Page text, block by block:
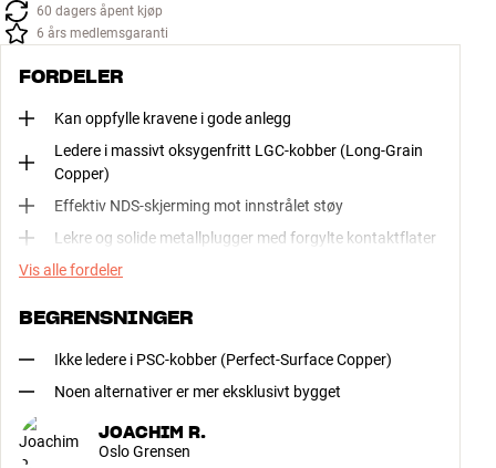
60 dagers åpent kjøp
6 års medlemsgaranti
FORDELER
Kan oppfylle kravene i gode anlegg
Ledere i massivt oksygenfritt LGC-kobber (Long-Grain
Copper)
Effektiv NDS-skjerming mot innstrålet støy
Lekre og solide metallplugger med forgylte kontaktflater
Vis alle fordeler
BEGRENSNINGER
Ikke ledere i PSC-kobber (Perfect-Surface Copper)
Noen alternativer er mer eksklusivt bygget
JOACHIM R.
Oslo Grensen